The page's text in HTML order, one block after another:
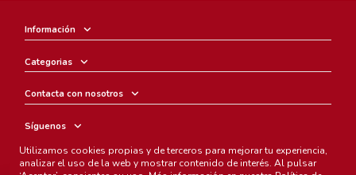
Información
Categorias
Contacta con nosotros
Síguenos
Boletín
Utilizamos cookies propias y de terceros para mejorar tu experiencia,
analizar el uso de la web y mostrar contenido de interés. Al pulsar